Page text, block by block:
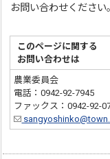
お問い合わせください。
このページに関する
お問い合わせは
農業委員会
電話：0942-92-7945
ファックス：0942-92-